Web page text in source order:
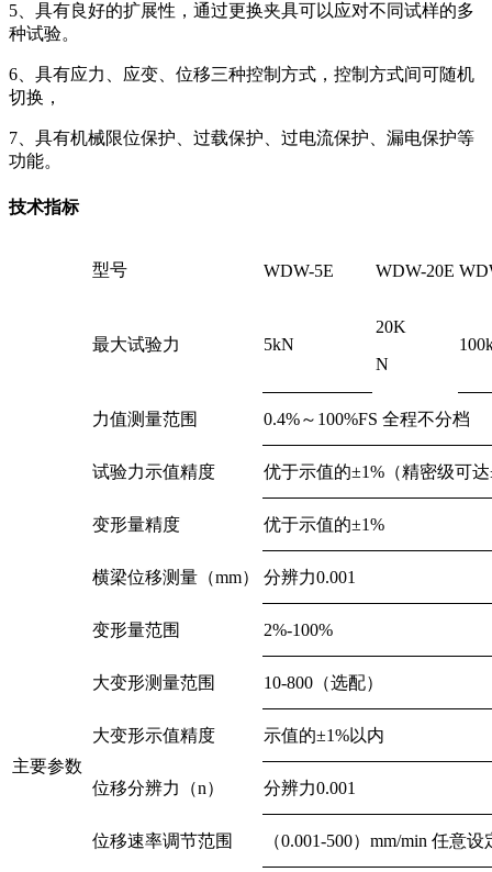
5、具有良好的扩展性，通过更换夹具可以应对不同试样的多
种试验。
6、具有应力、应变、位移三种控制方式，控制方式间可随机
切换，
7、具有机械限位保护、过载保护、过电流保护、漏电保护等
功能。
技术指标
主要参数
型号 WDW-5E WDW-20E
最大试验力 5kN
20K
N
力值测量范围 0.4%～100%FS 全程不分档
试验力示值精度 优于示值的±1%（精密级可达
变形量精度 优于示值的±1%
横梁位移测量（mm） 分辨力0.001
变形量范围 2%-100%
大变形测量范围 10-800（选配）
大变形示值精度 示值的±1%以内
位移分辨力（n） 分辨力0.001
位移速率调节范围 （0.001-500）mm/min 任意